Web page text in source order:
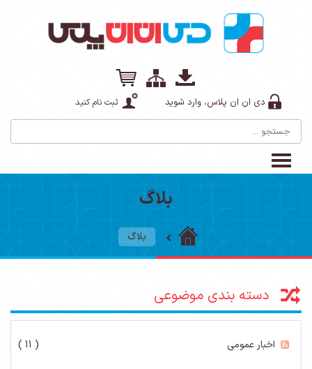
دی ان ان پلاس، وارد شوید ثبت نام کنید
بلاگ
بلاگ
دسته بندی موضوعی
اخبار عمومی ( 11 )